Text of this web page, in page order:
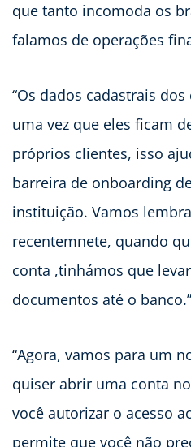
que tanto incomoda os
falamos de operações
“Os dados cadastrais
uma vez que eles ficam
próprios clientes, isso
barreira de onboarding
instituição. Vamos
recentemnete, quando
conta ,tinhámos que
documentos até o banco.”
“Agora, vamos para um
quiser abrir uma conta
você autorizar o acesso
permite que você não